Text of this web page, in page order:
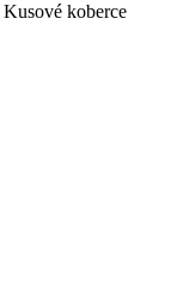
Kusové koberce